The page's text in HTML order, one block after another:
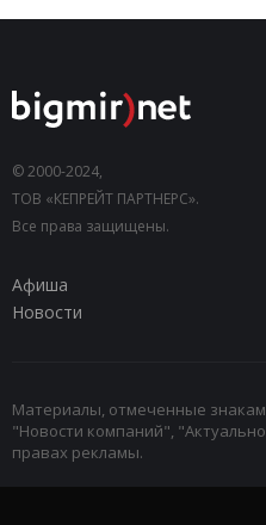
© 2000-2024,
ТОВ «КЕПРЕЙТ ПАРТНЕРС».
Все права защищены.
Афиша
Новости
Материалы, отмеченные
"Новости компаний",
правах рекламы.